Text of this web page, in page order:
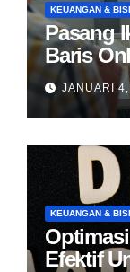
KEUANGAN &
Pasang
Baris
JANUARI
KEUANGAN &
Efektif